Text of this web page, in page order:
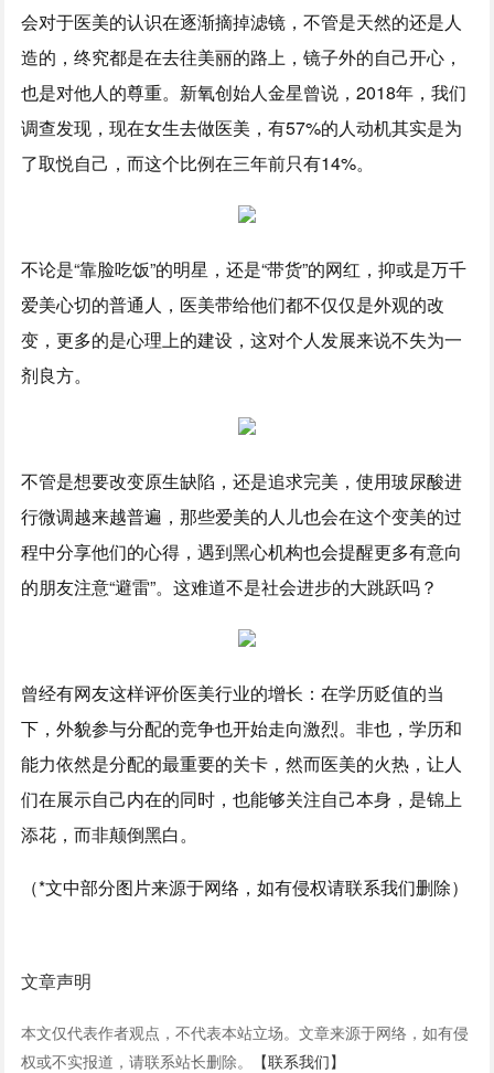
会对于医美的认识在逐渐摘掉滤镜，不管是天然的还是人
造的，终究都是在去往美丽的路上，镜子外的自己开心，
也是对他人的尊重。新氧创始人金星曾说，2018年，我们
调查发现，现在女生去做医美，有57%的人动机其实是为
了取悦自己，而这个比例在三年前只有14%。
不论是“靠脸吃饭”的明星，还是“带货”的网红，抑或是万千
爱美心切的普通人，医美带给他们都不仅仅是外观的改
变，更多的是心理上的建设，这对个人发展来说不失为一
剂良方。
不管是想要改变原生缺陷，还是追求完美，使用玻尿酸进
行微调越来越普遍，那些爱美的人儿也会在这个变美的过
程中分享他们的心得，遇到黑心机构也会提醒更多有意向
的朋友注意“避雷”。这难道不是社会进步的大跳跃吗？
曾经有网友这样评价医美行业的增长：在学历贬值的当
下，外貌参与分配的竞争也开始走向激烈。非也，学历和
能力依然是分配的最重要的关卡，然而医美的火热，让人
们在展示自己内在的同时，也能够关注自己本身，是锦上
添花，而非颠倒黑白。
（*文中部分图片来源于网络，如有侵权请联系我们删除）
文章声明
本文仅代表作者观点，不代表本站立场。文章来源于网络，如有侵
权或不实报道，请联系站长删除。
【联系我们】